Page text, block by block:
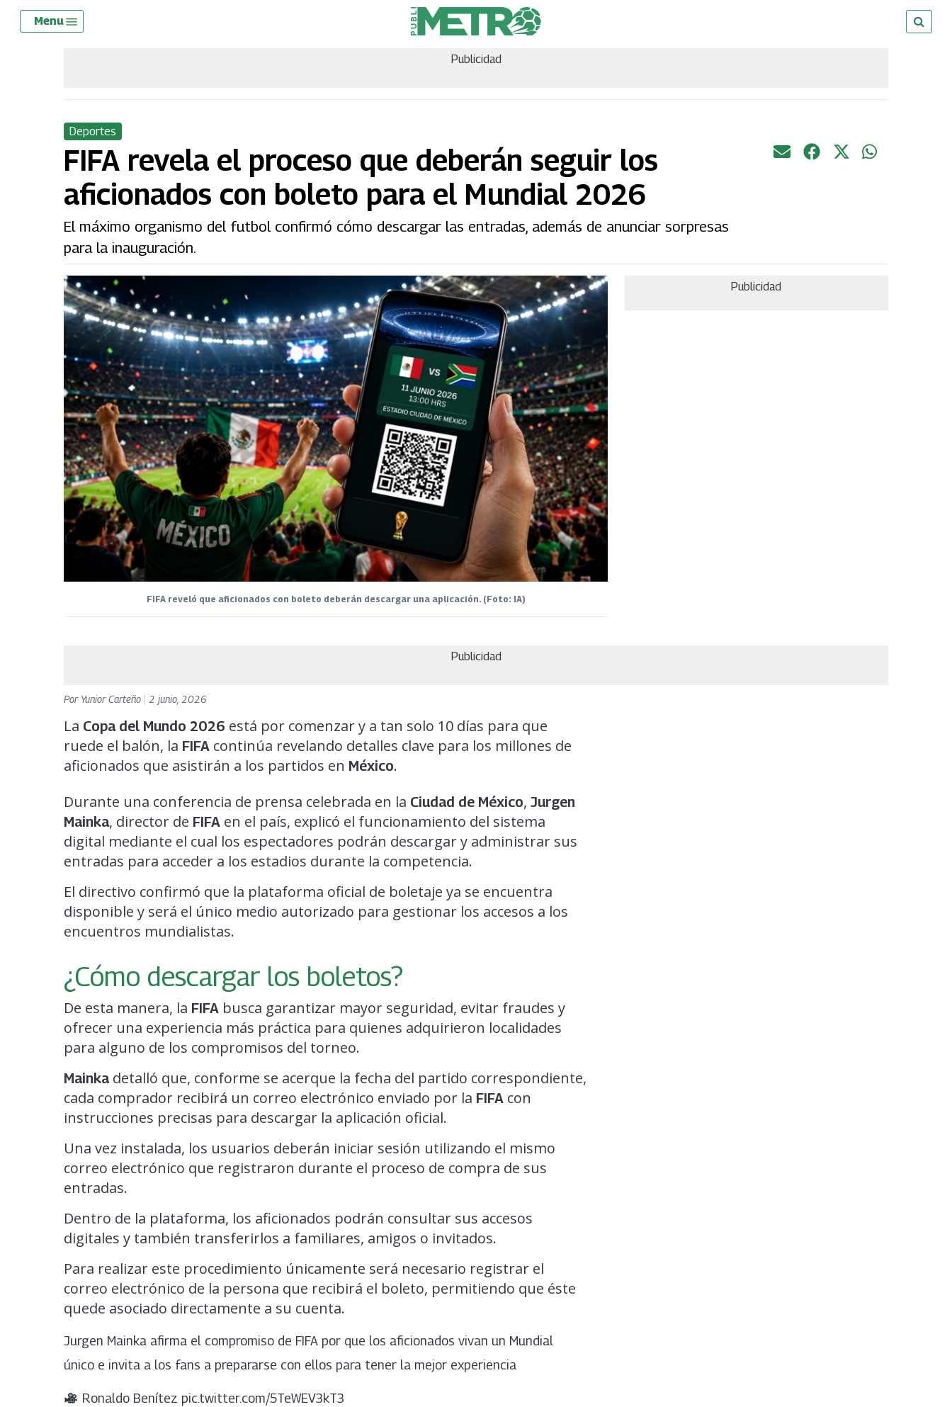
Skip
Menu
Publicidad
Deportes
FIFA revela el proceso que deberán seguir los
aficionados con boleto para el Mundial 2026
El máximo organismo del futbol confirmó cómo descargar las entradas, además de anunciar sorpresas
para la inauguración.
FIFA reveló que aficionados con boleto deberán descargar una aplicación. (Foto: IA)
Publicidad
Publicidad
Por Yunior Carteño 2 junio, 2026
La Copa del Mundo 2026 está por comenzar y a tan solo 10 días para que
ruede el balón, la FIFA continúa revelando detalles clave para los millones de
aficionados que asistirán a los partidos en México.
Durante una conferencia de prensa celebrada en la Ciudad de México, Jurgen
Mainka, director de FIFA en el país, explicó el funcionamiento del sistema
digital mediante el cual los espectadores podrán descargar y administrar sus
entradas para acceder a los estadios durante la competencia.
El directivo confirmó que la plataforma oficial de boletaje ya se encuentra
disponible y será el único medio autorizado para gestionar los accesos a los
encuentros mundialistas.
¿Cómo descargar los boletos?
De esta manera, la FIFA busca garantizar mayor seguridad, evitar fraudes y
ofrecer una experiencia más práctica para quienes adquirieron localidades
para alguno de los compromisos del torneo.
Mainkadetalló que, conforme se acerque la fecha del partido correspondiente,
cada comprador recibirá un correo electrónico enviado por la FIFA con
instrucciones precisas para descargar la aplicación oficial.
Una vez instalada, los usuarios deberán iniciar sesión utilizando el mismo
correo electrónico que registraron durante el proceso de compra de sus
entradas.
Dentro de la plataforma, los aficionados podrán consultar sus accesos
digitales y también transferirlos a familiares, amigos o invitados.
Para realizar este procedimiento únicamente será necesario registrar el
correo electrónico de la persona que recibirá el boleto, permitiendo que éste
quede asociado directamente a su cuenta.
Jurgen Mainka afirma el compromiso de FIFA por que los aficionados vivan un Mundial
único e invita a los fans a prepararse con ellos para tener la mejor experiencia
Ronaldo Benítez pic.twitter.com/5TeWEV3kT3
Menu